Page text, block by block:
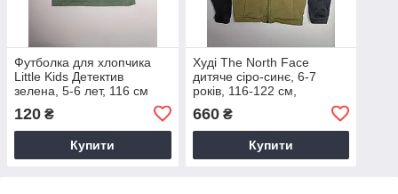
Футболка для хлопчика
Little Kids Детектив
зелена, 5-6 лет, 116 см
120 ₴
Купити
Худі The North Face
дитяче сіро-синє, 6-7
років, 116-122 см,
капюшоном на блискавці
660₴
Купити